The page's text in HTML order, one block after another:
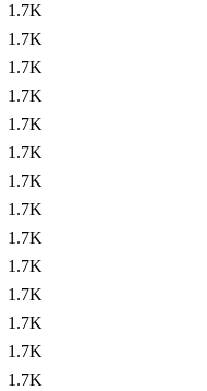
1.7K
1.7K
1.7K
1.7K
1.7K
1.7K
1.7K
1.7K
1.7K
1.7K
1.7K
1.7K
1.7K
1.7K